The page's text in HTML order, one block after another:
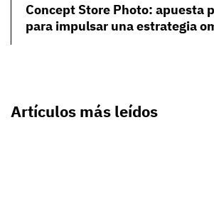
Concept Store Photo: apuesta
para impulsar una estrategia
Artículos más leídos